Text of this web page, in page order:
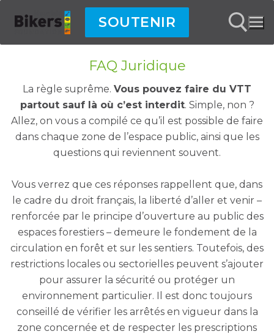
SOUTENIR
FAQ Juridique
La règle suprême. Vous pouvez faire du VTT
partout sauf là où c’est interdit. Simple, non ?
Allez, on vous a compilé ce qu’il est possible de faire
dans chaque zone de l’espace public, ainsi que les
questions qui reviennent souvent.
Vous verrez que ces réponses rappellent que, dans
le cadre du droit français, la liberté d’aller et venir –
renforcée par le principe d’ouverture au public des
espaces forestiers – demeure le fondement de la
circulation en forêt et sur les sentiers. Toutefois, des
restrictions locales ou sectorielles peuvent s’ajouter
pour assurer la sécurité ou protéger un
environnement particulier. Il est donc toujours
conseillé de vérifier les arrêtés en vigueur dans la
zone concernée et de respecter les prescriptions